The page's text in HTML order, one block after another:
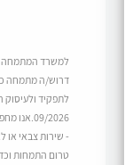
למשרד המתמחה
דרוש/ה מתמחה
לתפקיד
09/
- שירות צבאי או
טרום התמחות